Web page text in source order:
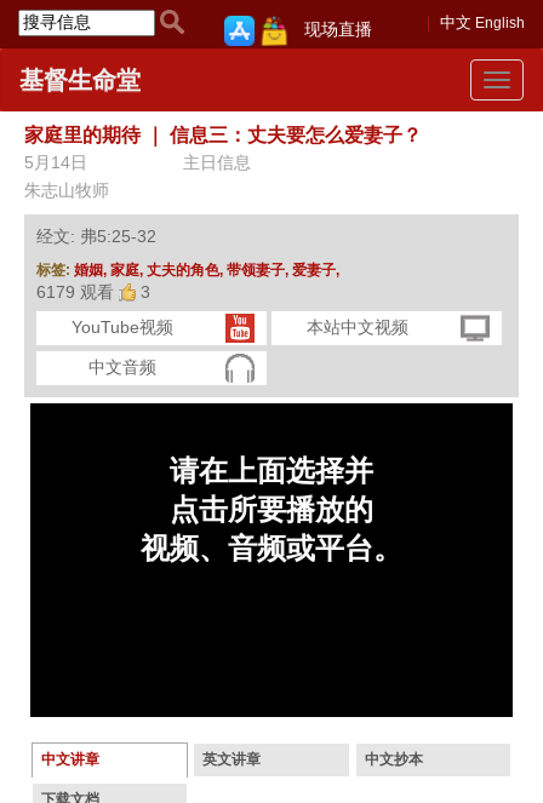
中文 English
现场直播
Toggle
基督生命堂
家庭里的期待 信息三：丈夫要怎么爱妻子？
5月14日
主日信息
朱志山牧师
经文: 弗5:25-32
标签: 婚姻, 家庭, 丈夫的角色, 带领妻子, 爱妻子,
6179 观看
3
YouTube视频
本站中文视频
中文音频
中文讲章 英文讲章 中文抄本
下载文档